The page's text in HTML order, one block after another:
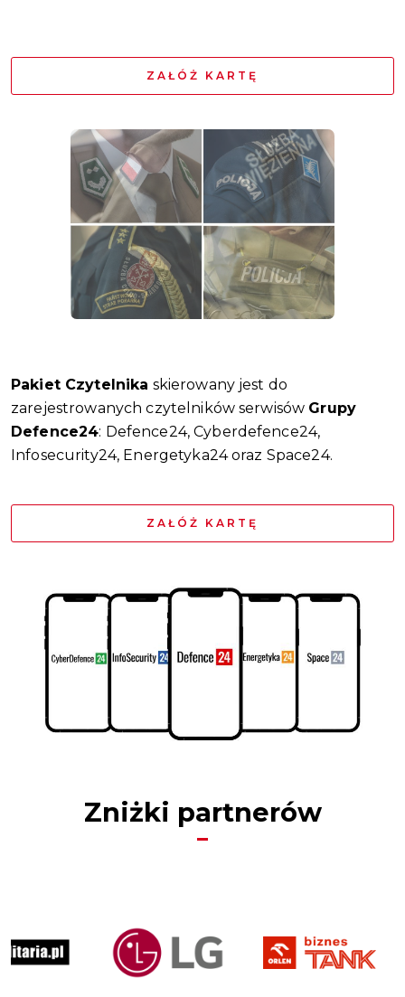
ZAŁÓŻ KARTĘ
Pakiet Czytelnika skierowany jest do
zarejestrowanych czytelników serwisów Grupy
Defence24: Defence24, Cyberdefence24,
Infosecurity24, Energetyka24 oraz Space24.
ZAŁÓŻ KARTĘ
Zniżki partnerów